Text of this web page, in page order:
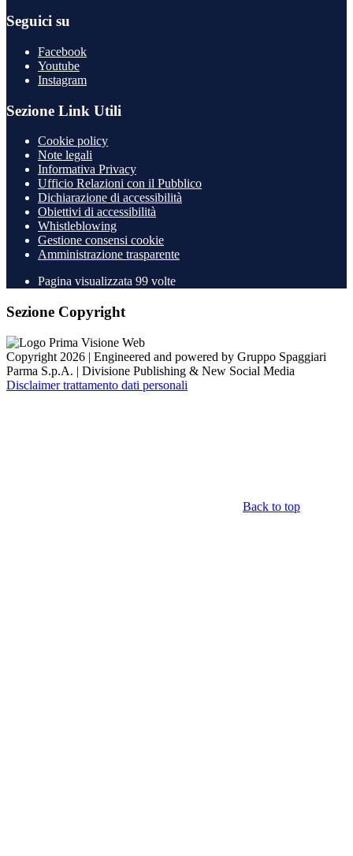
Seguici su
Facebook
Youtube
Instagram
Sezione Link Utili
Cookie policy
Note legali
Informativa Privacy
Ufficio Relazioni con il Pubblico
Dichiarazione di accessibilità
Obiettivi di accessibilità
Whistleblowing
Gestione consensi cookie
Amministrazione trasparente
Pagina visualizzata 99 volte
Sezione Copyright
Copyright 2026 | Engineered and powered by Gruppo Spaggiari
Parma S.p.A. | Divisione Publishing & New Social Media
Disclaimer trattamento dati personali
Back to top